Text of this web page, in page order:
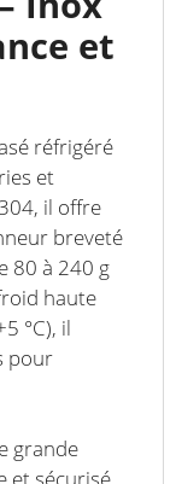
et
réfrigéré
et
il offre
breveté
80 à 240 g
haute
°C), il
pour
grande